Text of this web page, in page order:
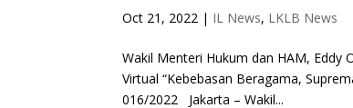
Oct 21, 2022 | IL News, LKLB News
Wakil Menteri Hukum dan HAM, Eddy
Virtual “Kebebasan Beragama,
016/2022 Jakarta – Wakil...